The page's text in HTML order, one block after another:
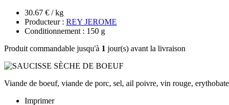
30.67 € / kg
Producteur : REY JEROME
Conditionnement : 150 g
Produit commandable jusqu'à 1 jour(s) avant la livraison
Viande de boeuf, viande de porc, sel, ail poivre, vin rouge,
Imprimer